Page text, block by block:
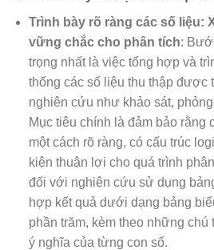
Trình bày rõ ràng các số liệu:
vững chắc cho phân tích:
trọng nhất là việc tổng hợp và
thống các số liệu thu thập
nghiên cứu như khảo sát,
Mục tiêu chính là đảm bảo
một cách rõ ràng, có cấu trúc
kiện thuận lợi cho quá trình
đối với nghiên cứu sử dụng
hợp kết quả dưới dạng bảng
phần trăm, kèm theo những chú
ý nghĩa của từng con số.